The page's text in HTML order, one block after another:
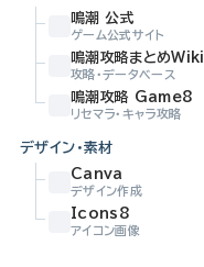
鳴潮 公式
ゲーム公式サイト
鳴潮攻略まとめWiki
攻略・データベース
鳴潮攻略 Game8
リセマラ・キャラ攻略
デザイン・素材
Canva
デザイン作成
Icons8
アイコン画像